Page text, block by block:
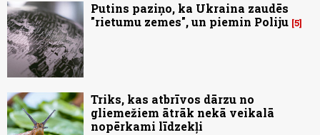
Putins paziņo, ka Ukraina zaudēs
"rietumu zemes", un piemin Poliju 5
Triks, kas atbrīvos dārzu no
gliemežiem ātrāk nekā veikalā
nopērkami līdzekļi